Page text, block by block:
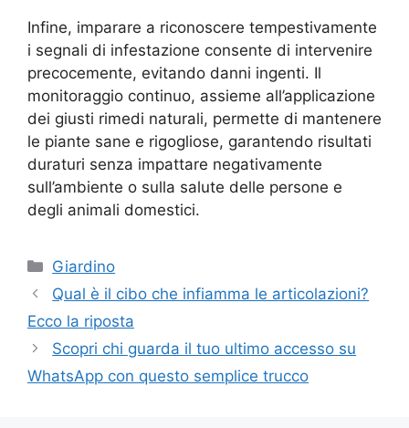
Infine, imparare a riconoscere tempestivamente
i segnali di infestazione consente di intervenire
precocemente, evitando danni ingenti. Il
monitoraggio continuo, assieme all’applicazione
dei giusti rimedi naturali, permette di mantenere
le piante sane e rigogliose, garantendo risultati
duraturi senza impattare negativamente
sull’ambiente o sulla salute delle persone e
degli animali domestici.
Categorie
Giardino
Qual è il cibo che infiamma le articolazioni?
Ecco la riposta
Scopri chi guarda il tuo ultimo accesso su
WhatsApp con questo semplice trucco